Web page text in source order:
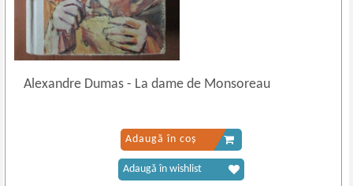
Alexandre Dumas- La dame de Monsoreau
Adaugă în coș
Adaugă în wishlist